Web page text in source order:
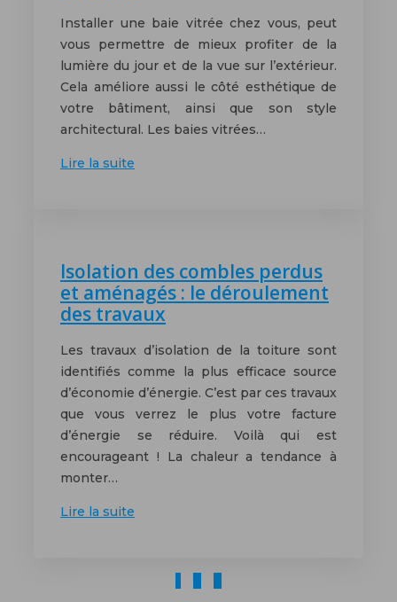
Installer une baie vitrée chez vous, peut
vous permettre de mieux profiter de la
lumière du jour et de la vue sur l’extérieur.
Cela améliore aussi le côté esthétique de
votre bâtiment, ainsi que son style
architectural. Les baies vitrées…
Lire la suite
Isolation des combles perdus
et aménagés : le déroulement
des travaux
Les travaux d’isolation de la toiture sont
identifiés comme la plus efficace source
d’économie d’énergie. C’est par ces travaux
que vous verrez le plus votre facture
d’énergie se réduire. Voilà qui est
encourageant ! La chaleur a tendance à
monter…
Lire la suite